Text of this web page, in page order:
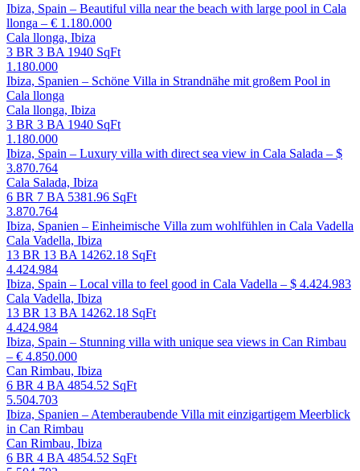
Ibiza, Spain – Beautiful villa near the beach with large pool in Cala
llonga – € 1.180.000
Cala llonga, Ibiza
3 BR 3 BA 1940 SqFt
1.180.000
Ibiza, Spanien – Schöne Villa in Strandnähe mit großem Pool in
Cala llonga
Cala llonga, Ibiza
3 BR 3 BA 1940 SqFt
1.180.000
Ibiza, Spain – Luxury villa with direct sea view in Cala Salada – $
3.870.764
Cala Salada, Ibiza
6 BR 7 BA 5381.96 SqFt
3.870.764
Ibiza, Spanien – Einheimische Villa zum wohlfühlen in Cala Vadella
Cala Vadella, Ibiza
13 BR 13 BA 14262.18 SqFt
4.424.984
Ibiza, Spain – Local villa to feel good in Cala Vadella – $ 4.424.983
Cala Vadella, Ibiza
13 BR 13 BA 14262.18 SqFt
4.424.984
Ibiza, Spain – Stunning villa with unique sea views in Can Rimbau
– € 4.850.000
Can Rimbau, Ibiza
6 BR 4 BA 4854.52 SqFt
5.504.703
Ibiza, Spanien – Atemberaubende Villa mit einzigartigem Meerblick
in Can Rimbau
Can Rimbau, Ibiza
6 BR 4 BA 4854.52 SqFt